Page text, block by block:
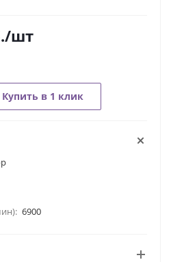
/шт
Купить в 1 клик
6900